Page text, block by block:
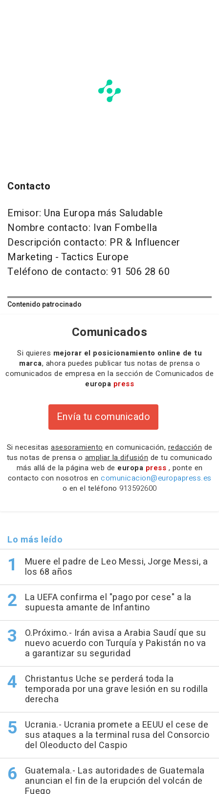
Contacto
Emisor: Una Europa más Saludable
Nombre contacto: Ivan Fombella
Descripción contacto: PR & Influencer
Marketing - Tactics Europe
Teléfono de contacto: 91 506 28 60
Contenido patrocinado
Comunicados
Si quieres mejorar el posicionamiento online de tu
marca, ahora puedes publicar tus notas de prensa o
comunicados de empresa en la sección de Comunicados de
europa press
Envía tu comunicado
Si necesitas asesoramiento en comunicación, redacción de
tus notas de prensa o ampliar la difusión de tu comunicado
más allá de la página web de europa press , ponte en
contacto con nosotros en comunicacion@europapress.es
o en el teléfono 913592600
Lo más leído
Muere el padre de Leo Messi, Jorge Messi, a
los 68 años
La UEFA confirma el "pago por cese" a la
supuesta amante de Infantino
O.Próximo.- Irán avisa a Arabia Saudí que su
nuevo acuerdo con Turquía y Pakistán no va
a garantizar su seguridad
Christantus Uche se perderá toda la
temporada por una grave lesión en su rodilla
derecha
Ucrania.- Ucrania promete a EEUU el cese de
sus ataques a la terminal rusa del Consorcio
del Oleoducto del Caspio
Guatemala.- Las autoridades de Guatemala
anuncian el fin de la erupción del volcán de